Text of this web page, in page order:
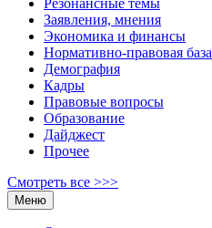
Заявления, мнения
Экономика и финансы
Нормативно-правовая база
Демография
Кадры
Правовые вопросы
Образование
Дайджест
Прочее
Смотреть все >>>
Меню